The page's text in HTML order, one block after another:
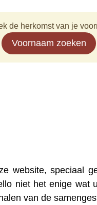
de herkomst van je
Voornaam zoeken
website, speciaal
niet het enige wat
van de